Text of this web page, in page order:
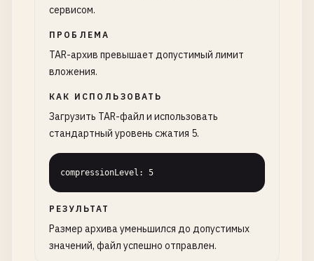
сервисом.
ПРОБЛЕМА
TAR-архив превышает допустимый лимит
вложения.
КАК ИСПОЛЬЗОВАТЬ
Загрузить TAR-файл и использовать
стандартный уровень сжатия 5.
compressionLevel: 5
РЕЗУЛЬТАТ
Размер архива уменьшился до допустимых
значений, файл успешно отправлен.